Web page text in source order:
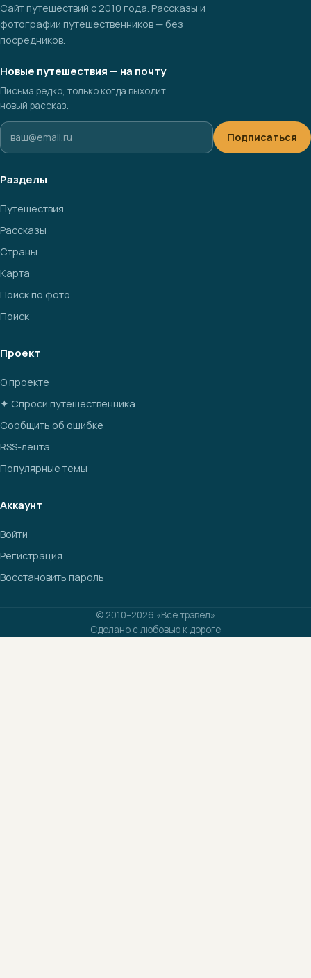
Сайт путешествий с 2010 года. Рассказы и
фотографии путешественников — без
посредников.
Новые путешествия — на почту
Письма редко, только когда выходит
новый рассказ.
Подписаться
Разделы
Путешествия
Рассказы
Страны
Карта
Поиск по фото
Поиск
Проект
О проекте
✦ Спроси путешественника
Сообщить об ошибке
RSS-лента
Популярные темы
Аккаунт
Войти
Регистрация
Восстановить пароль
© 2010–2026 «Все трэвел»
Сделано с любовью к дороге